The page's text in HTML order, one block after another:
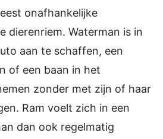
onafhankelijke
dierenriem. Waterman is in
aan te schaffen, een
of een baan in het
zonder met zijn of haar
Ram voelt zich in een
dan ook regelmatig